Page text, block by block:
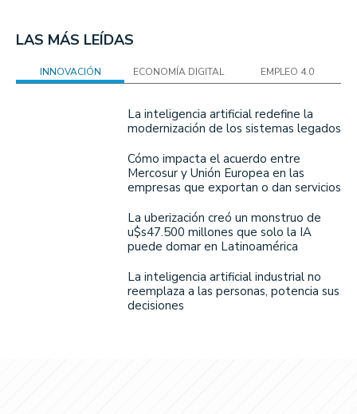
LAS MÁS LEÍDAS
INNOVACIÓN ECONOMÍA DIGITAL EMPLEO 4.0
La inteligencia artificial redefine la
modernización de los sistemas legados
Cómo impacta el acuerdo entre
Mercosur y Unión Europea en las
empresas que exportan o dan servicios
La uberización creó un monstruo de
u$s47.500 millones que solo la IA
puede domar en Latinoamérica
La inteligencia artificial industrial no
reemplaza a las personas, potencia sus
decisiones